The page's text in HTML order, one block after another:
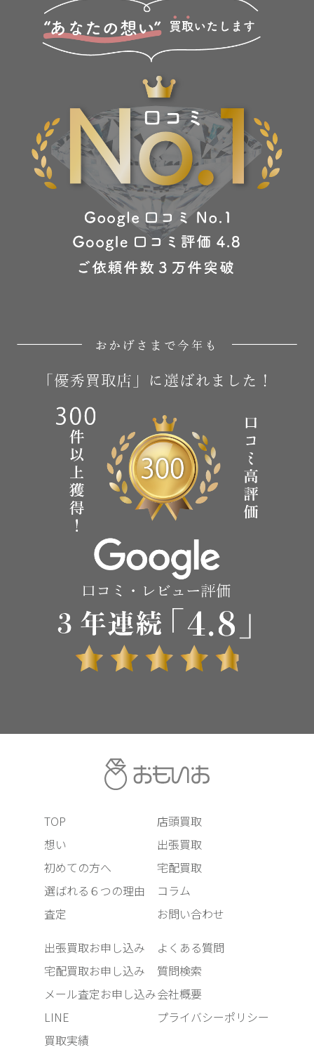
TOP
想い
初めての方へ
選ばれる６つの理由
査定
店頭買取
出張買取
宅配買取
コラム
お問い合わせ
出張買取お申し込み
宅配買取お申し込み
メール査定お申し込み
LINE
買取実績
よくある質問
質問検索
会社概要
プライバシーポリシー